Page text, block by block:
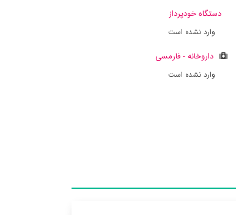
دستگاه خودپرداز
وارد نشده است
داروخانه - فارمسی
وارد نشده است